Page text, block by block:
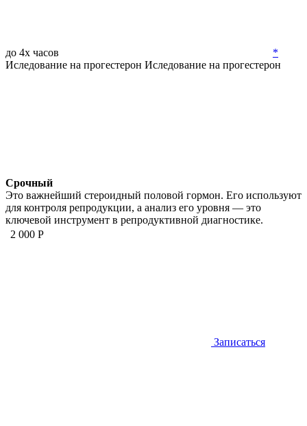
до 4х часов
*
Иследование на прогестерон Иследование на прогестерон
Срочный
Это важнейший стероидный половой гормон. Его используют
для контроля репродукции, а анализ его уровня — это
ключевой инструмент в репродуктивной диагностике.
2 000 Р
Записаться